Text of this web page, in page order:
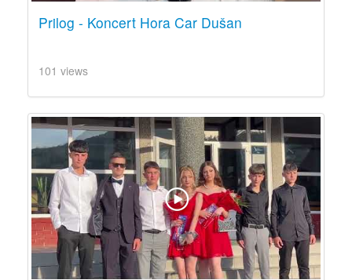
Prilog - Koncert Hora Car Dušan
101 views